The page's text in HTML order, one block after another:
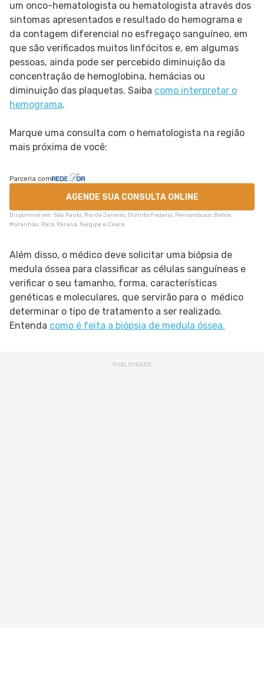
um onco-hematologista ou hematologista através dos
sintomas apresentados e resultado do hemograma e
da contagem diferencial no esfregaço sanguíneo, em
que são verificados muitos linfócitos e, em algumas
pessoas, ainda pode ser percebido diminuição da
concentração de hemoglobina, hemácias ou
diminuição das plaquetas. Saiba como interpretar o
hemograma.
Marque uma consulta com o hematologista na região
mais próxima de você:
Parceria com
AGENDE SUA CONSULTA ONLINE
Disponível em: São Paulo, Rio de Janeiro, Distrito Federal, Pernambuco, Bahia,
Maranhão, Pará, Paraná, Sergipe e Ceará.
Além disso, o médico deve solicitar uma biópsia de
medula óssea para classificar as células sanguíneas e
verificar o seu tamanho, forma, características
genéticas e moleculares, que servirão para o médico
determinar o tipo de tratamento a ser realizado.
Entenda como é feita a biópsia de medula óssea.